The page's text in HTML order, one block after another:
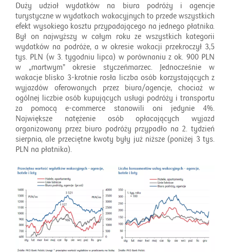
Duży udział wydatków na biura podróży i agencje
turystyczne w wydatkach wakacyjnych to przede wszystkich
efekt wysokiego kosztu przypadającego na jednego płatnika.
Był on najwyższy w całym roku ze wszystkich kategorii
wydatków na podróże, a w okresie wakacji przekroczył 3,5
tys. PLN (w 3. tygodniu lipca) w porównaniu z ok. 900 PLN
w „martwym” okresie styczeńmarzec. Jednocześnie w
wakacje blisko 3-krotnie rosła liczba osób korzystających z
wyjazdów oferowanych przez biura/agencje, chociaż w
ogólnej liczbie osób kupujących usługi podróży i transportu
za pomocą e-commerce stanowili oni jedynie 4%.
Największe natężenie osób opłacających wyjazd
organizowany przez biuro podróży przypadło na 2. tydzień
sierpnia, ale przeciętne kwoty były już niższe (poniżej 3 tys.
PLN na płatnika).